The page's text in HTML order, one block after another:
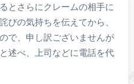
とさらにクレームの相手に
びの気持ちを伝えてから、
で、申し訳ございませんが
述べ、上司などに電話を代